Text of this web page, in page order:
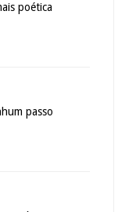
poética
passo